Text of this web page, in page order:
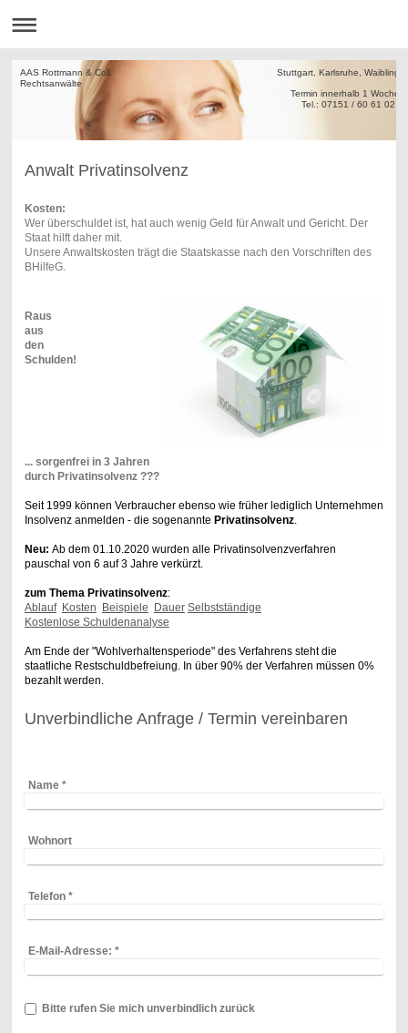
AAS Rottmann & Coll. Stuttgart, Karlsruhe,
Termin
Tel.: 07151 / 60 61 02
Anwalt Privatinsolvenz
Kosten:
Wer überschuldet ist, hat auch wenig Geld für Anwalt und Gericht. Der
Staat hilft daher mit.
Unsere Anwaltskosten trägt die Staatskasse nach den Vorschriften des
BHilfeG.
Raus
aus
den
Schulden!
... sorgenfrei in 3 Jahren
durch Privatinsolvenz ???
Seit 1999 können Verbraucher ebenso wie früher lediglich Unternehmen
Insolvenz anmelden - die sogenannte Privatinsolvenz.
Neu: Ab dem 01.10.2020 wurden alle Privatinsolvenzverfahren
pauschal von 6 auf 3 Jahre verkürzt.
zum Thema Privatinsolvenz:
Ablauf Kosten Beispiele Dauer Selbstständige
Kostenlose Schuldenanalyse
Am Ende der "Wohlverhaltensperiode" des Verfahrens steht die
staatliche Restschuldbefreiung. In über 90% der Verfahren müssen 0%
bezahlt werden.
Unverbindliche Anfrage / Termin vereinbaren
Name*
Wohnort
Telefon*
E-Mail-Adresse: *
Bitte rufen Sie mich unverbindlich zurück